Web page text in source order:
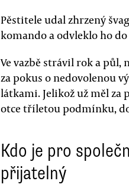
Pěstitele udal zhrzený
komando a odvleklo ho do
Ve vazbě strávil rok a
za pokus o nedovolenou
látkami. Jelikož už měl
otce tříletou podmínku,
Kdo je pro
přijatelný